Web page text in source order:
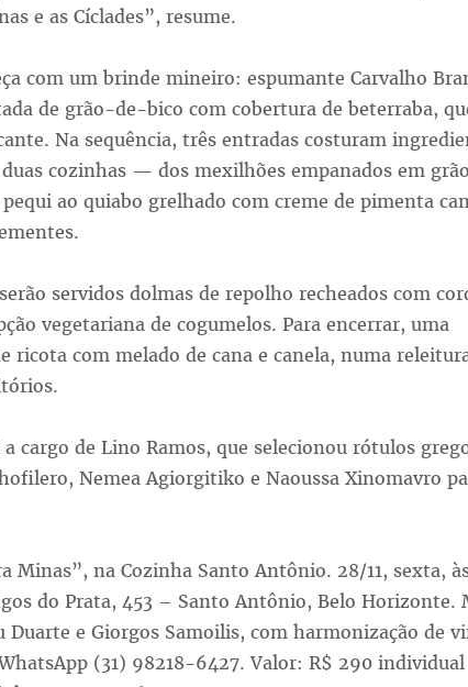
e as Cíclades”, resume.
com um brinde mineiro: espumante Carvalho
de grão-de-bico com cobertura de beterraba,
Na sequência, três entradas costuram
cozinhas — dos mexilhões empanados em
ao quiabo grelhado com creme de pimenta
servidos dolmas de repolho recheados com
vegetariana de cogumelos. Para encerrar, uma
ricota com melado de cana e canela, numa
cargo de Lino Ramos, que selecionou rótulos
Nemea Agiorgitiko e Naoussa Xinomavro
Minas”, na Cozinha Santo Antônio. 28/11, sexta,
do Prata, 453 – Santo Antônio, Belo Horizonte.
Duarte e Giorgos Samoilis, com harmonização de
(31) 98218-6427. Valor: R$ 290